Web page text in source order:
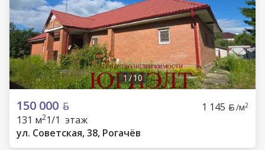
1/10
150 000 1 145 /м2
131 м21/1 этаж
ул. Советская, 38, Рогачёв